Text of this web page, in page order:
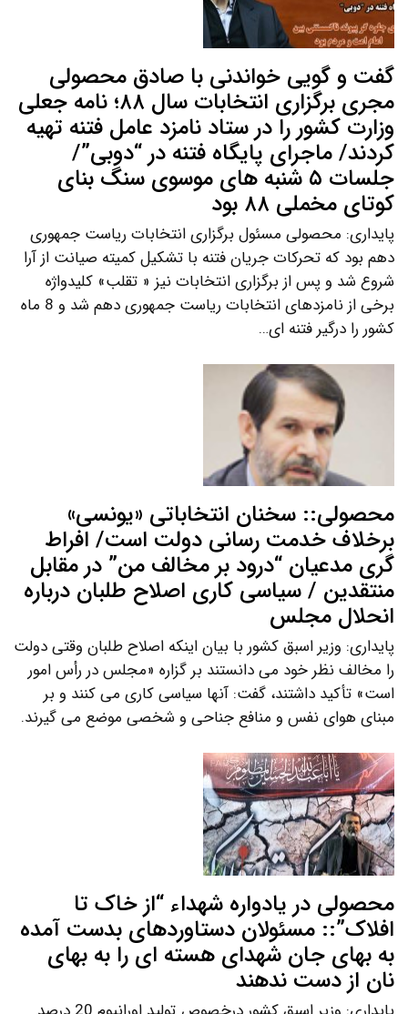
گفت و گویی خواندنی با صادق محصولی
مجری برگزاری انتخابات سال ۸۸؛ نامه جعلی
وزارت کشور را در ستاد نامزد عامل فتنه تهیه
کردند/ ماجرای پایگاه فتنه در “دوبی”/
جلسات ۵ شنبه های موسوی سنگ بنای
کوتای مخملی ۸۸ بود
پایداری: محصولی مسئول برگزاری انتخابات ریاست جمهوری
دهم بود که تحرکات جریان فتنه با تشکیل کمیته صیانت از آرا
شروع شد و پس از برگزاری انتخابات نیز « تقلب» کلیدواژه
برخی از نامزدهای انتخابات ریاست جمهوری دهم شد و 8 ماه
کشور را درگیر فتنه ای…
محصولی:: سخنان انتخاباتی «یونسی»
برخلاف خدمت رسانی دولت است/ افراط
گری مدعیان “درود بر مخالف من” در مقابل
منتقدین / سیاسی کاری اصلاح طلبان درباره
انحلال مجلس
پایداری: وزیر اسبق کشور با بیان اینکه اصلاح طلبان وقتی دولت
را مخالف نظر خود می دانستند بر گزاره «مجلس در رأس امور
است» تأکید داشتند، گفت: آنها سیاسی کاری می کنند و بر
مبنای هوای نفس و منافع جناحی و شخصی موضع می گیرند.
محصولی در یادواره شهداء “از خاک تا
افلاک”:: مسئولان دستاوردهای بدست آمده
به بهای جان شهدای هسته ای را به بهای
نان از دست ندهند